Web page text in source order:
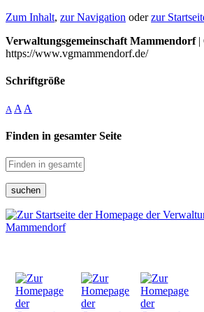
Zum Inhalt, zur Navigation oderzur
Verwaltungsgemeinschaft Mammendorf|
https://www.vgmammendorf.de/
Schriftgröße
A A A
Finden in gesamter Seite
suchen